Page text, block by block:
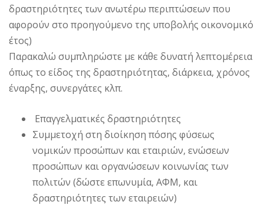
δραστηριότητες των ανωτέρω περιπτώσεων που
αφορούν στο προηγούμενο της υποβολής οικονομικό
έτος)
Παρακαλώ συμπληρώστε με κάθε δυνατή λεπτομέρεια
όπως το είδος της δραστηριότητας, διάρκεια, χρόνος
έναρξης, συνεργάτες κλπ.
Επαγγελματικές δραστηριότητες
Συμμετοχή στη διοίκηση πόσης φύσεως
νομικών προσώπων και εταιριών, ενώσεων
προσώπων και οργανώσεων κοινωνίας των
πολιτών (δώστε επωνυμία, ΑΦΜ, και
δραστηριότητες των εταιρειών)